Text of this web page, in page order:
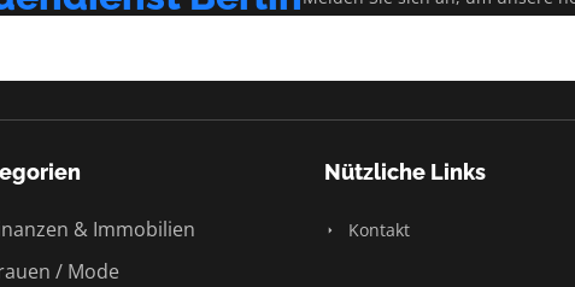
& Immobilien
/ Mode
Nützliche Links
Kontakt